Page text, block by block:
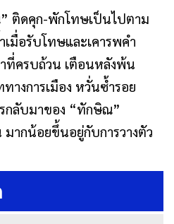
ติดคุก-พักโทษเป็นไปตาม
มื่อรับโทษและเคารพคำ
ที่ครบถ้วน เตือนหลังพ้น
งการเมือง หวั่นซ้ำรอย
กลับมาของ “ทักษิณ”
ากน้อยขึ้นอยู่กับการวางตัว